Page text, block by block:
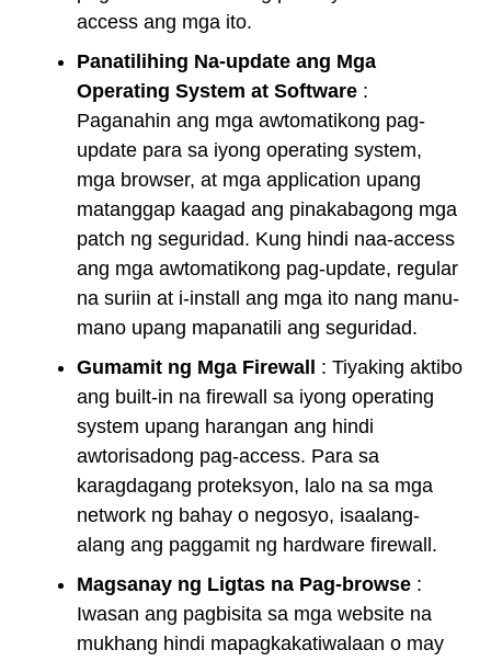
access ang mga ito.
Panatilihing Na-update ang Mga
Operating System at Software :
Paganahin ang mga awtomatikong pag-
update para sa iyong operating system,
mga browser, at mga application upang
matanggap kaagad ang pinakabagong mga
patch ng seguridad. Kung hindi naa-access
ang mga awtomatikong pag-update, regular
na suriin at i-install ang mga ito nang manu-
mano upang mapanatili ang seguridad.
Gumamit ng Mga Firewall
: Tiyaking aktibo
ang built-in na firewall sa iyong operating
system upang harangan ang hindi
awtorisadong pag-access. Para sa
karagdagang proteksyon, lalo na sa mga
network ng bahay o negosyo, isaalang-
alang ang paggamit ng hardware firewall.
Magsanay ng Ligtas na Pag-browse :
Iwasan ang pagbisita sa mga website na
mukhang hindi mapagkakatiwalaan o may